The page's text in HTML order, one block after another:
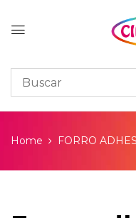
Home FORRO